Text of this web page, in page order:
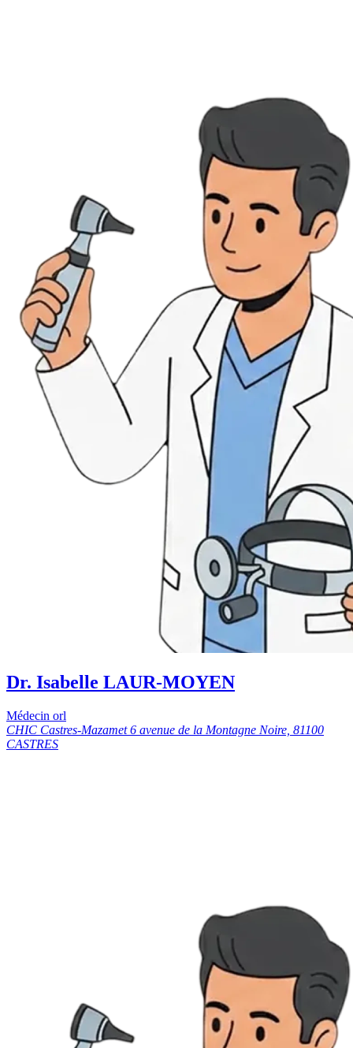
Dr. Isabelle LAUR-MOYEN
Médecin orl
CHIC Castres-Mazamet 6 avenue de la Montagne Noire, 81100
CASTRES